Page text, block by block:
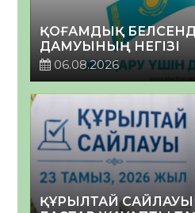
ҚОҒАМДЫҚ
ДАМУЫНЫҢ НЕГІЗІ
06.08.2026
ҚҰРЫЛТАЙ